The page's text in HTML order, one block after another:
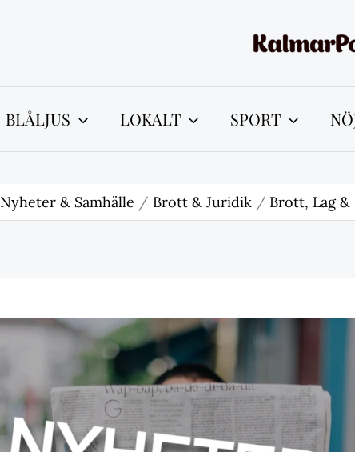
BLÅLJUS LOKALT SPORT
Nyheter & Samhälle Brott & Juridik Brott, Lag &